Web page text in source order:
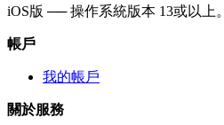
iOS版 ── 操作系統版本 13或以上。
帳戶
我的帳戶
關於服務